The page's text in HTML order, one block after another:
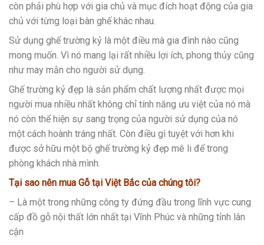
còn phải phù hợp với gia chủ và mục đích hoạt động của gia
chủ với từng loại bàn ghế khác nhau.
Sử dụng ghế trường kỷ là một điều mà gia đình nào cũng
mong muốn. Vì nó mang lại rất nhiều lợi ích, phong thủy cũng
như may mắn cho người sử dụng.
Ghế trường kỷ đẹp là sản phẩm chất lượng nhất được mọi
người mua nhiều nhất không chỉ tính năng ưu việt của nó mà
nó còn thể hiện sự sang trọng của người sử dụng của nó
một cách hoành tráng nhất. Còn điều gì tuyệt với hơn khi
được sở hữu một bộ ghế trường kỷ đẹp mê li để trong
phòng khách nhà mình.
Tại sao nên mua Gỗ tại Việt Bắc của chúng tôi?
– Là một trong những công ty đứng đầu trong lĩnh vực cung
cấp đồ gỗ nội thất lớn nhất tại Vĩnh Phúc và những tỉnh lân
cận